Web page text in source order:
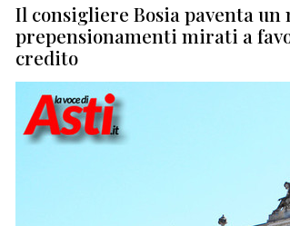
Il consigliere Bosia paventa un
prepensionamenti mirati a
credito